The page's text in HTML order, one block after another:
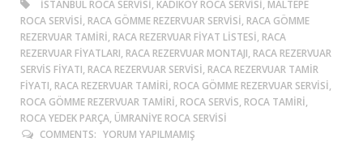
ISTANBUL ROCA SERVISI, KADIKÖY ROCA SERVISI, MALTEPE
ROCA SERVISI, RACA GÖMME REZERVUAR SERVISI, RACA GÖMME
REZERVUAR TAMIRI, RACA REZERVUAR FIYAT LISTESI, RACA
REZERVUAR FIYATLARI, RACA REZERVUAR MONTAJI, RACA REZERVUAR
SERVIS FIYATI, RACA REZERVUAR SERVISI, RACA REZERVUAR TAMIR
FIYATI, RACA REZERVUAR TAMIRI, ROCA GÖMME REZERVUAR SERVISI,
ROCA GÖMME REZERVUAR TAMIRI, ROCA SERVIS, ROCA TAMIRI,
ROCA YEDEK PARÇA, ÜMRANIYE ROCA SERVISI
COMMENTS: YORUM YAPILMAMIŞ